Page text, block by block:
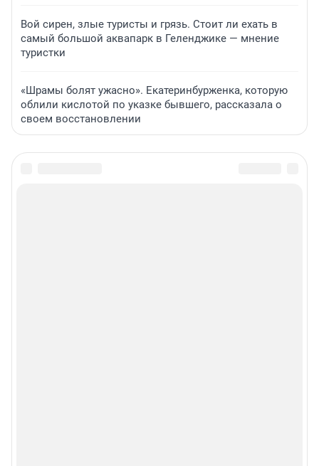
Вой сирен, злые туристы и грязь. Стоит ли ехать в
самый большой аквапарк в Геленджике — мнение
туристки
«Шрамы болят ужасно». Екатеринбурженка, которую
облили кислотой по указке бывшего, рассказала о
своем восстановлении